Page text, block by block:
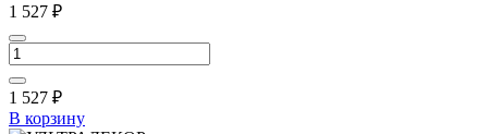
1 527 ₽
1 527 ₽
В корзину